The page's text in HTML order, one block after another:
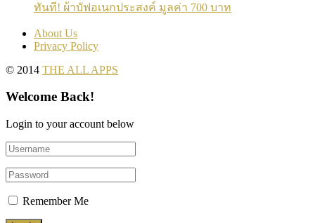
ทันที! ผ้าบัฟอเนกประสงค์ มูลค่า 700 บาท
About Us
Privacy Policy
© 2014 THE ALL APPS
Welcome Back!
Login to your account below
Remember Me